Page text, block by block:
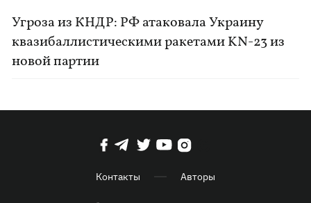
Угроза из КНДР: РФ атаковала Украину
квазибаллистическими ракетами KN-23 из
новой партии
Контакты Авторы